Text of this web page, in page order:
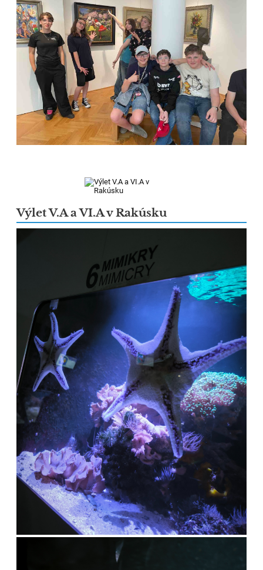
Výlet V.A a VI.A v Rakúsku